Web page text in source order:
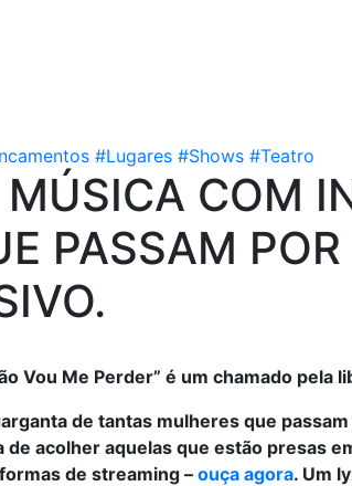
#Lugares #Shows #Teatro
COM
PASSAM POR
Vou Me Perder” é um chamado pela
de tantas mulheres que
acolher aquelas que estão presas
de streaming – ouça agora. Um